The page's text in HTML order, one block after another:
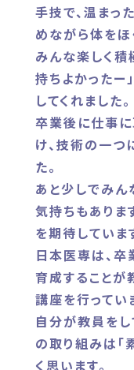
手技で、温まっ
めながら体をほ
みんな楽しく積
持ちよかったー
してくれました。
卒業後に仕事
け、技術の一つ
た。
あと少しでみん
気持ちもありま
を期待していま
日本医専は、
育成すること
講座を行ってい
自分が教員をし
の取り組みは「
く思います。